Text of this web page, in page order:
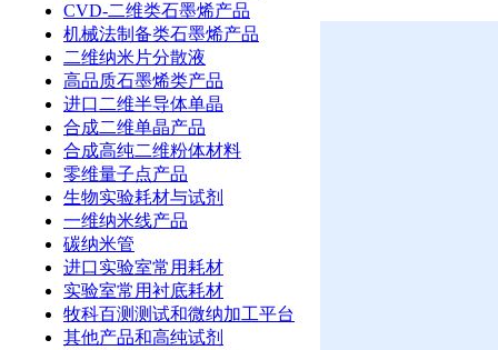
CVD-二维类石墨烯产品
机械法制备类石墨烯产品
二维纳米片分散液
高品质石墨烯类产品
进口二维半导体单晶
合成二维单晶产品
合成高纯二维粉体材料
零维量子点产品
生物实验耗材与试剂
一维纳米线产品
碳纳米管
进口实验室常用耗材
实验室常用衬底耗材
牧科百测测试和微纳加工平台
其他产品和高纯试剂